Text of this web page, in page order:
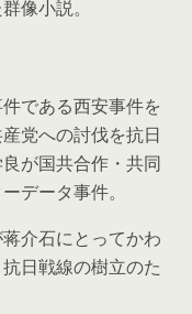
像小説。
である西安事件を
党への討伐を抗日
が国共合作・共同
データ事件。
介石にとってかわ
日戦線の樹立のた